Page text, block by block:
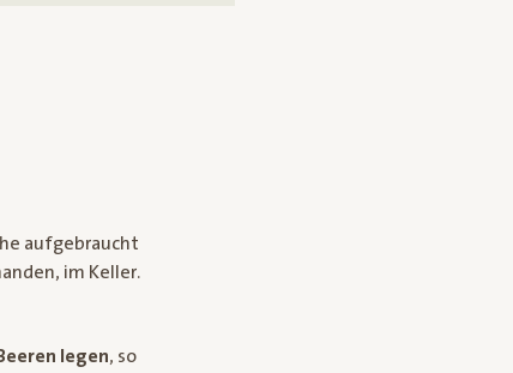
aufgebraucht
im Keller.
legen, so